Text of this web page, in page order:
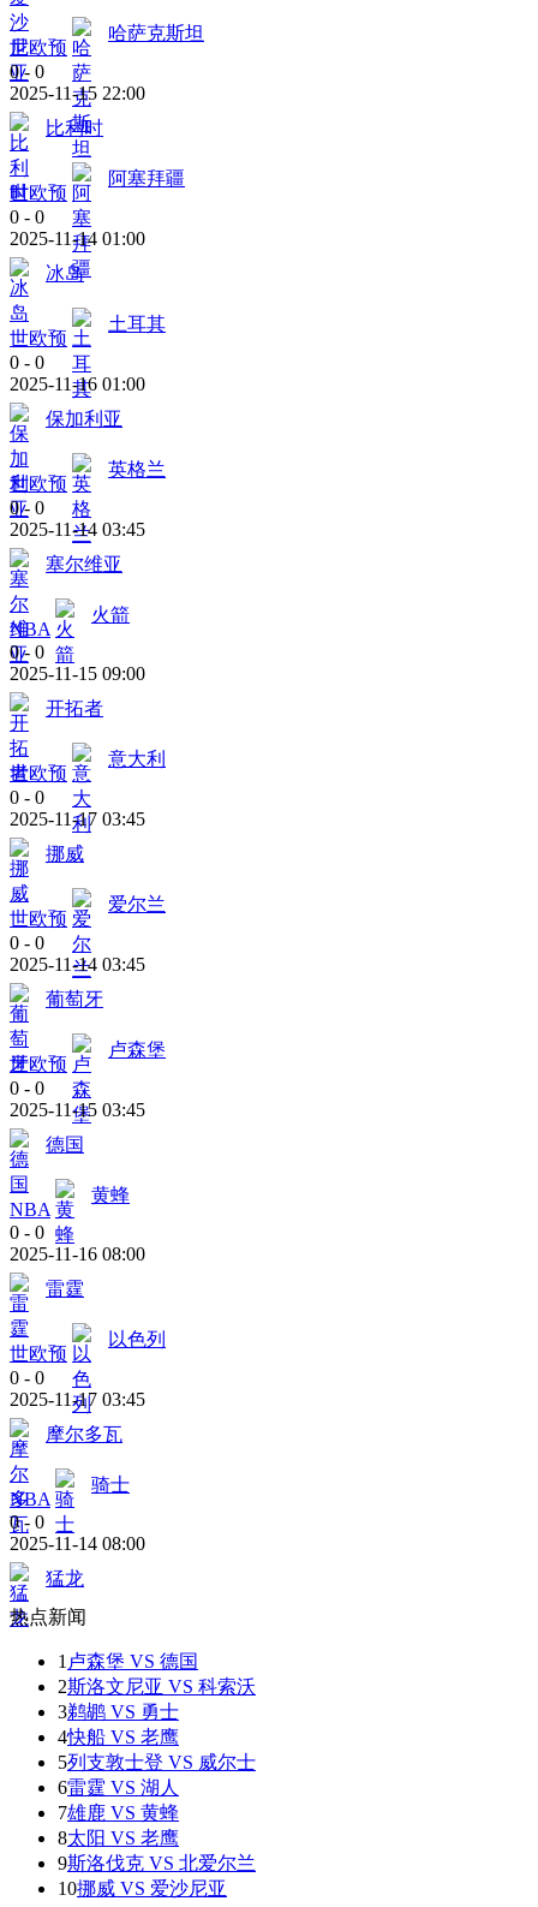
世欧预
哈萨克斯坦
0 - 0
2025-11-15 22:00
比利时
世欧预
阿塞拜疆
0 - 0
2025-11-14 01:00
冰岛
世欧预
土耳其
0 - 0
2025-11-16 01:00
保加利亚
世欧预
英格兰
0 - 0
2025-11-14 03:45
塞尔维亚
NBA
火箭
0 - 0
2025-11-15 09:00
开拓者
世欧预
意大利
0 - 0
2025-11-17 03:45
挪威
世欧预
爱尔兰
0 - 0
2025-11-14 03:45
葡萄牙
世欧预
卢森堡
0 - 0
2025-11-15 03:45
德国
NBA
黄蜂
0 - 0
2025-11-16 08:00
雷霆
世欧预
以色列
0 - 0
2025-11-17 03:45
摩尔多瓦
NBA
骑士
0 - 0
2025-11-14 08:00
猛龙
热点新闻
1 卢森堡 VS 德国
2斯洛文尼亚 VS 科索沃
3鹈鹕 VS 勇士
4快船 VS 老鹰
5列支敦士登 VS 威尔士
6雷霆 VS 湖人
7雄鹿 VS 黄蜂
8太阳 VS 老鹰
9斯洛伐克 VS 北爱尔兰
10挪威 VS 爱沙尼亚